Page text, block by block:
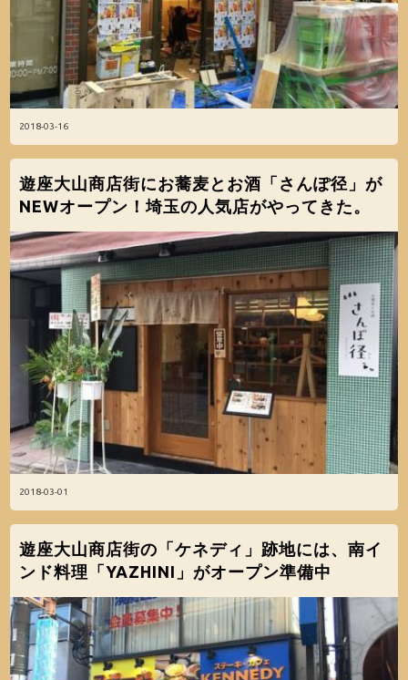
2018-03-16
2018-03-01
遊座大山商店街にお蕎麦とお酒「さんぽ径」が
NEWオープン！埼玉の人気店がやってきた。
遊座大山商店街の「ケネディ」跡地には、南イ
ンド料理「YAZHINI」がオープン準備中